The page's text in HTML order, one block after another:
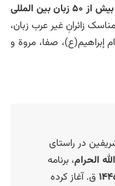
۵۰ زبان بین المللی
زائرانِ غیر عرب زبان،
إبراهيم(ع)، صفا، مروة و
در راستای
الحرام، برنامه
ق. آغاز کرده